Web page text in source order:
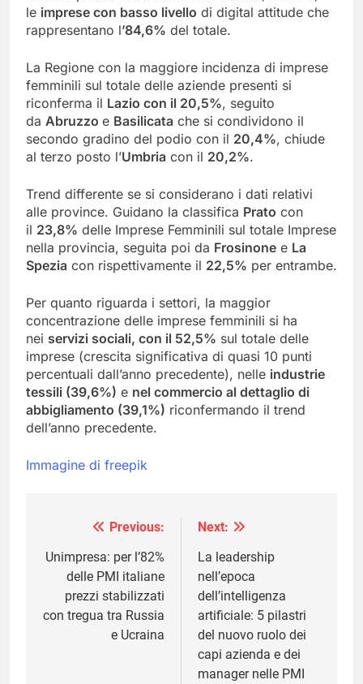
le imprese con basso livello di digital attitude che
rappresentano l’84,6% del totale.
La Regione con la maggiore incidenza di imprese
femminili sul totale delle aziende presenti si
riconferma il Lazio con il 20,5%, seguito
da Abruzzo e Basilicata che si condividono il
secondo gradino del podio con il 20,4%, chiude
al terzo posto l’Umbria con il 20,2%.
Trend differente se si considerano i dati relativi
alle province. Guidano la classifica Prato con
il 23,8% delle Imprese Femminili sul totale Imprese
nella provincia, seguita poi da Frosinone e La
Spezia con rispettivamente il 22,5% per entrambe.
Per quanto riguarda i settori, la maggior
concentrazione delle imprese femminili si ha
nei servizi sociali, con il 52,5% sul totale delle
imprese (crescita significativa di quasi 10 punti
percentuali dall’anno precedente), nelle industrie
tessili (39,6%) e nel commercio al dettaglio di
abbigliamento (39,1%) riconfermando il trend
dell’anno precedente.
Immagine di freepik
Navigazione
articoli
Previous:
Unimpresa: per l’82%
delle PMI italiane
prezzi stabilizzati
con tregua tra Russia
e Ucraina
Next:
La leadership
nell’epoca
dell’intelligenza
artificiale: 5 pilastri
del nuovo ruolo dei
capi azienda e dei
manager nelle PMI